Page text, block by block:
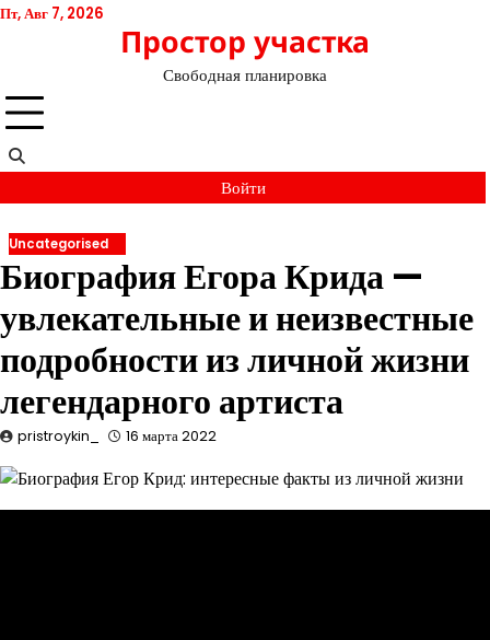
Перейти
Пт, Авг 7, 2026
Простор участка
Свободная планировка
Войти
Uncategorised
Биография Егора Крида —
увлекательные и неизвестные
подробности из личной жизни
легендарного артиста
pristroykin_ 16 марта 2022